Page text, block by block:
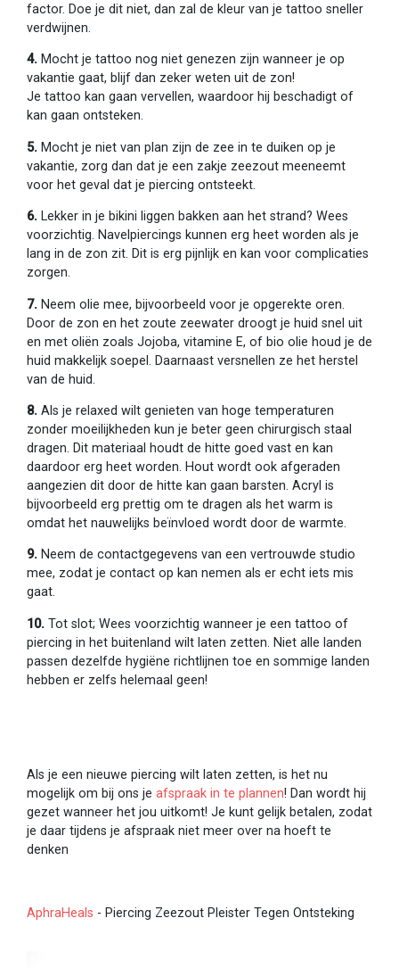
factor. Doe je dit niet, dan zal de kleur van je tattoo sneller
verdwijnen.
4. Mocht je tattoo nog niet genezen zijn wanneer je op
vakantie gaat, blijf dan zeker weten uit de zon!
Je tattoo kan gaan vervellen, waardoor hij beschadigt of
kan gaan ontsteken.
5. Mocht je niet van plan zijn de zee in te duiken op je
vakantie, zorg dan dat je een zakje zeezout meeneemt
voor het geval dat je piercing ontsteekt.
6. Lekker in je bikini liggen bakken aan het strand? Wees
voorzichtig. Navelpiercings kunnen erg heet worden als je
lang in de zon zit. Dit is erg pijnlijk en kan voor complicaties
zorgen.
7. Neem olie mee, bijvoorbeeld voor je opgerekte oren.
Door de zon en het zoute zeewater droogt je huid snel uit
en met oliën zoals Jojoba, vitamine E, of bio olie houd je de
huid makkelijk soepel. Daarnaast versnellen ze het herstel
van de huid.
8. Als je relaxed wilt genieten van hoge temperaturen
zonder moeilijkheden kun je beter geen chirurgisch staal
dragen. Dit materiaal houdt de hitte goed vast en kan
daardoor erg heet worden. Hout wordt ook afgeraden
aangezien dit door de hitte kan gaan barsten. Acryl is
bijvoorbeeld erg prettig om te dragen als het warm is
omdat het nauwelijks beïnvloed wordt door de warmte.
9. Neem de contactgegevens van een vertrouwde studio
mee, zodat je contact op kan nemen als er echt iets mis
gaat.
10. Tot slot; Wees voorzichtig wanneer je een tattoo of
piercing in het buitenland wilt laten zetten. Niet alle landen
passen dezelfde hygiëne richtlijnen toe en sommige landen
hebben er zelfs helemaal geen!
Als je een nieuwe piercing wilt laten zetten, is het nu
mogelijk om bij ons je afspraak in te plannen! Dan wordt hij
gezet wanneer het jou uitkomt! Je kunt gelijk betalen, zodat
je daar tijdens je afspraak niet meer over na hoeft te
denken
AphraHeals - Piercing Zeezout Pleister Tegen Ontsteking